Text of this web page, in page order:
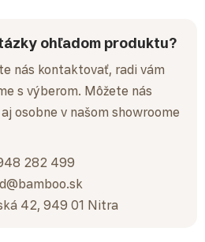
ohľadom produktu?
nás kontaktovať, radi vám
s výberom. Môžete nás
osobne v našom showroome
282 499
42, 949 01 Nitra